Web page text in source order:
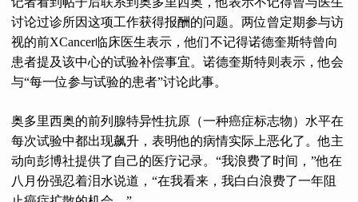
讨论过诊所因这项工作获得报酬的问题。两位曾定期参与访
视的前XCancer临床医生表示，他们不记得诺德奎斯特曾向
患者提及该中心的试验补偿事宜。诺德奎斯特则表示，他会
与“每一位参与试验的患者”讨论此事。
奥多里西奥的前列腺特异性抗原（一种癌症标志物）水平在
每次试验中都出现飙升，表明他的病情实际上恶化了。他主
动向彭博社提供了自己的医疗记录。“我浪费了时间，”他在
八月份强忍着泪水说道，“在我看来，我白白浪费了一年阻